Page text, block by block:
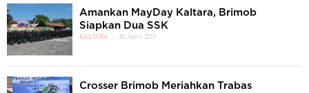
Amankan MayDay Kaltara, Brimob
Siapkan Dua SSK
KALTARA 30 April 2017
Crosser Brimob Meriahkan Trabas